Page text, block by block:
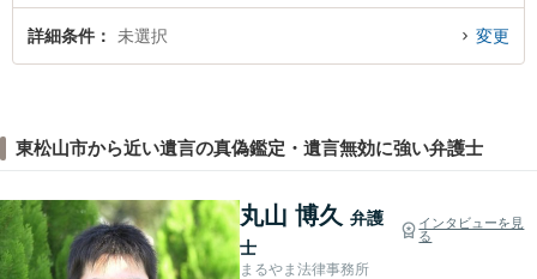
詳細条件 未選択 変更
東松山市から近い遺言の真偽鑑定・遺言無効に強い弁護士
丸山 博久 弁護
士
インタビューを見
る
まるやま法律事務所